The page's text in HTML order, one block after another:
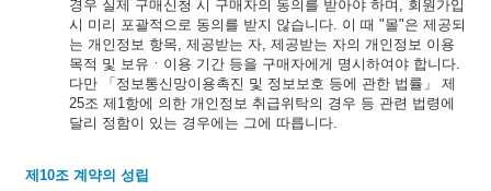
경우 실제 구매신청 시 구매자의 동의를 받아야 하며, 회원가입
시 미리 포괄적으로 동의를 받지 않습니다. 이 때 "몰"은 제공되
는 개인정보 항목, 제공받는 자, 제공받는 자의 개인정보 이용
목적 및 보유ㆍ이용 기간 등을 구매자에게 명시하여야 합니다.
다만 「정보통신망이용촉진 및 정보보호 등에 관한 법률」 제
25조 제1항에 의한 개인정보 취급위탁의 경우 등 관련 법령에
달리 정함이 있는 경우에는 그에 따릅니다.
제10조 계약의 성립